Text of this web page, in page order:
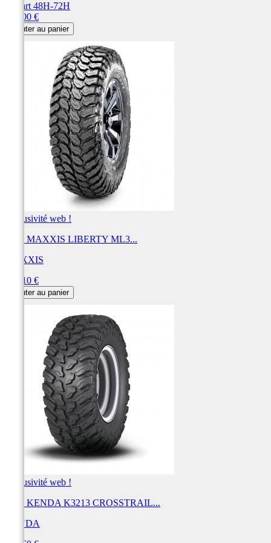
Départ 48H-72H
318,00 €
Ajouter au panier
Exclusivité web !
Pneu MAXXIS LIBERTY ML3...
MAXXIS
312,10 €
Ajouter au panier
Exclusivité web !
Pneu KENDA K3213 CROSSTRAIL...
KENDA